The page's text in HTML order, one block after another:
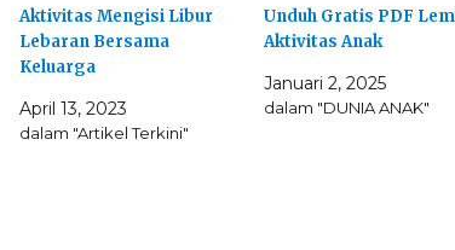
Aktivitas Mengisi Libur
Lebaran Bersama
Keluarga
April 13, 2023
dalam "Artikel Terkini"
Unduh Gratis PDF
Aktivitas Anak
Januari 2, 2025
dalam "DUNIA ANAK"